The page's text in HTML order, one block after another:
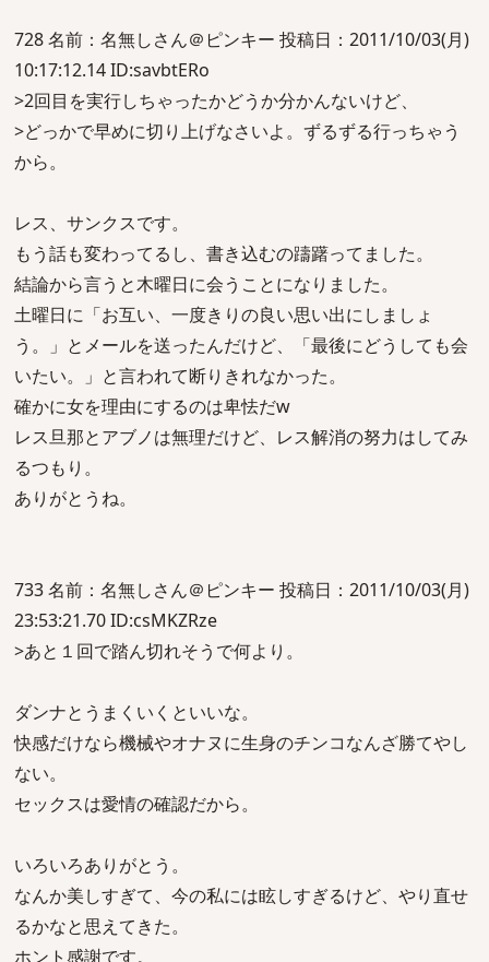
728 名前：名無しさん＠ピンキー 投稿日：2011/10/03(月)
10:17:12.14 ID:savbtERo
>2回目を実行しちゃったかどうか分かんないけど、
>どっかで早めに切り上げなさいよ。ずるずる行っちゃう
から。
レス、サンクスです。
もう話も変わってるし、書き込むの躊躇ってました。
結論から言うと木曜日に会うことになりました。
土曜日に「お互い、一度きりの良い思い出にしましょ
う。」とメールを送ったんだけど、「最後にどうしても会
いたい。」と言われて断りきれなかった。
確かに女を理由にするのは卑怯だw
レス旦那とアブノは無理だけど、レス解消の努力はしてみ
るつもり。
ありがとうね。
733 名前：名無しさん＠ピンキー 投稿日：2011/10/03(月)
23:53:21.70 ID:csMKZRze
>あと１回で踏ん切れそうで何より。
ダンナとうまくいくといいな。
快感だけなら機械やオナヌに生身のチンコなんざ勝てやし
ない。
セックスは愛情の確認だから。
いろいろありがとう。
なんか美しすぎて、今の私には眩しすぎるけど、やり直せ
るかなと思えてきた。
ホント感謝です。